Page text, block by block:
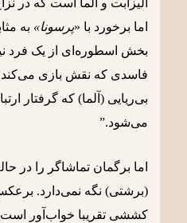
الیزابت و آلما است که در
اما برخورد با «پرسونا» به
بخش اسطوره‌ای از یک فرد
فاسدی که نقش بازی
بی‌ریایی (آلما) که گرفتار
می‌شود.”
اما برگمان تماشاگر را در
(برشتی) نگه نمی‌دارد.
کششی تقریبا خواب‌آور است.